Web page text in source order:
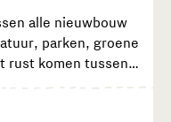
wachten op een
komt dat er geen
alle nieuwbouw
parken, groene
rust komen tussen
uit de stad gehaald.